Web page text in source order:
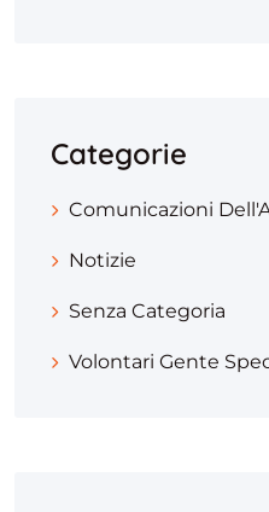
Categorie
Comunicazioni
Notizie
Senza Categoria
Volontari Gente